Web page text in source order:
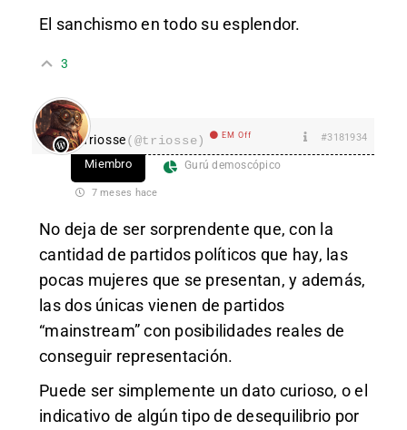
El sanchismo en todo su esplendor.
3
Triosse(@triosse) EM Off #3181934
Miembro Gurú demoscópico
7 meses hace
No deja de ser sorprendente que, con la
cantidad de partidos políticos que hay, las
pocas mujeres que se presentan, y además,
las dos únicas vienen de partidos
“mainstream” con posibilidades reales de
conseguir representación.
Puede ser simplemente un dato curioso, o el
indicativo de algún tipo de desequilibrio por